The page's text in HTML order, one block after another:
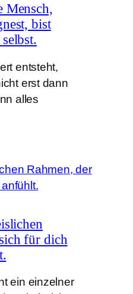
Mensch,
bist
entsteht,
erst dann
alles
für dich
ein einzelner